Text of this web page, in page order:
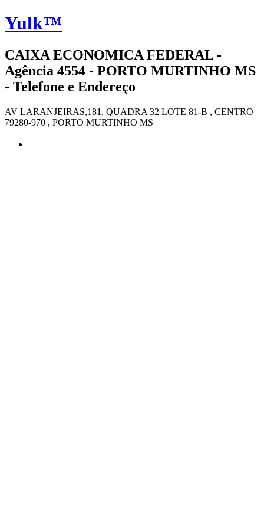
Yulk™
CAIXA ECONOMICA FEDERAL -
Agência 4554 - PORTO MURTINHO MS
- Telefone e Endereço
AV LARANJEIRAS,181, QUADRA 32 LOTE 81-B , CENTRO
79280-970 , PORTO MURTINHO MS